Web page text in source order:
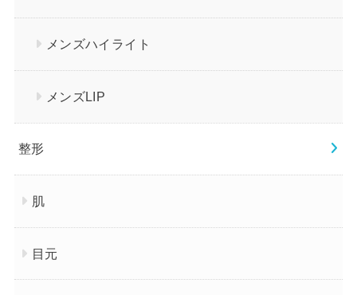
メンズハイライト
メンズLIP
整形
肌
目元